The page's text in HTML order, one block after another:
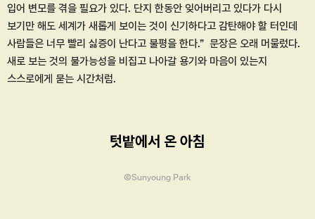
입어 변모를 겪을 필요가 있다. 단지 한동안 잊어버리고 있다가 다시
보기만 해도 세계가 새롭게 보이는 것이 신기하다고 감탄해야 할 터인데
사람들은 너무 빨리 싫증이 난다고 불평을 한다.” 문장은 오래 머물렀다.
새로 보는 것의 불가능성을 비집고 나아갈 용기와 마음이 있는지
스스로에게 묻는 시간처럼.
텃밭에서 온 아침
ⒸSunyoung Park